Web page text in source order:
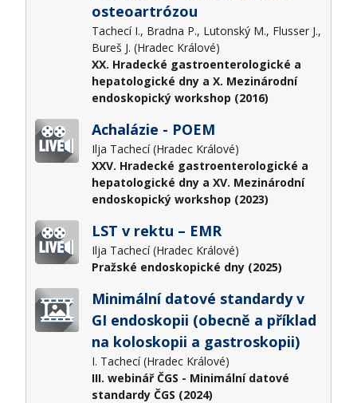
osteoartrózou
Tachecí I., Bradna P., Lutonský M., Flusser J.,
Bureš J. (Hradec Králové)
XX. Hradecké gastroenterologické a
hepatologické dny a X. Mezinárodní
endoskopický workshop (2016)
Achalázie - POEM
Ilja Tachecí (Hradec Králové)
XXV. Hradecké gastroenterologické a
hepatologické dny a XV. Mezinárodní
endoskopický workshop (2023)
LST v rektu – EMR
Ilja Tachecí (Hradec Králové)
Pražské endoskopické dny (2025)
Minimální datové standardy v
GI endoskopii (obecně a příklad
na koloskopii a gastroskopii)
I. Tachecí (Hradec Králové)
III. webinář ČGS - Minimální datové
standardy ČGS (2024)